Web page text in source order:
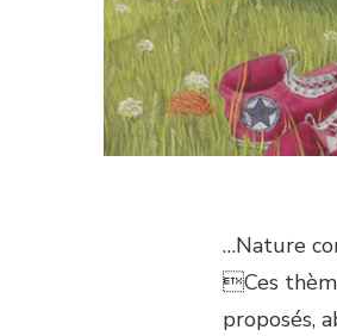
…Nature
Ces
proposés,